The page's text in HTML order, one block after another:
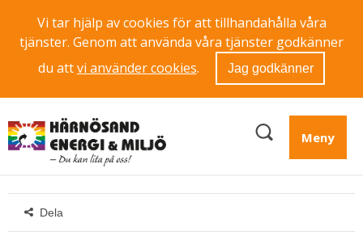
Vi tar hjälp av cookies för att tillhandahålla våra
tjänster. Genom att använda våra tjänster godkänner
du attvi använder cookies. Jag godkänner
Meny
Dela